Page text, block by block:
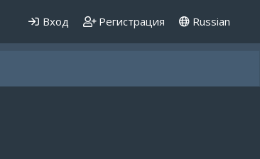
Вход Регистрация Russian